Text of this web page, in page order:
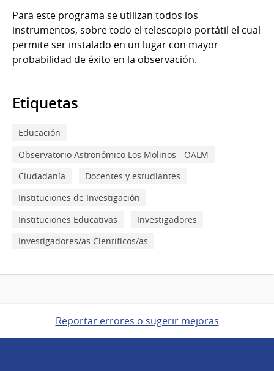
Para este programa se utilizan todos los
instrumentos, sobre todo el telescopio portátil el cual
permite ser instalado en un lugar con mayor
probabilidad de éxito en la observación.
Etiquetas
Educación
Observatorio Astronómico Los Molinos - OALM
Ciudadanía
Docentes y estudiantes
Instituciones de Investigación
Instituciones Educativas
Investigadores
Investigadores/as Científicos/as
Reportar errores o sugerir mejoras